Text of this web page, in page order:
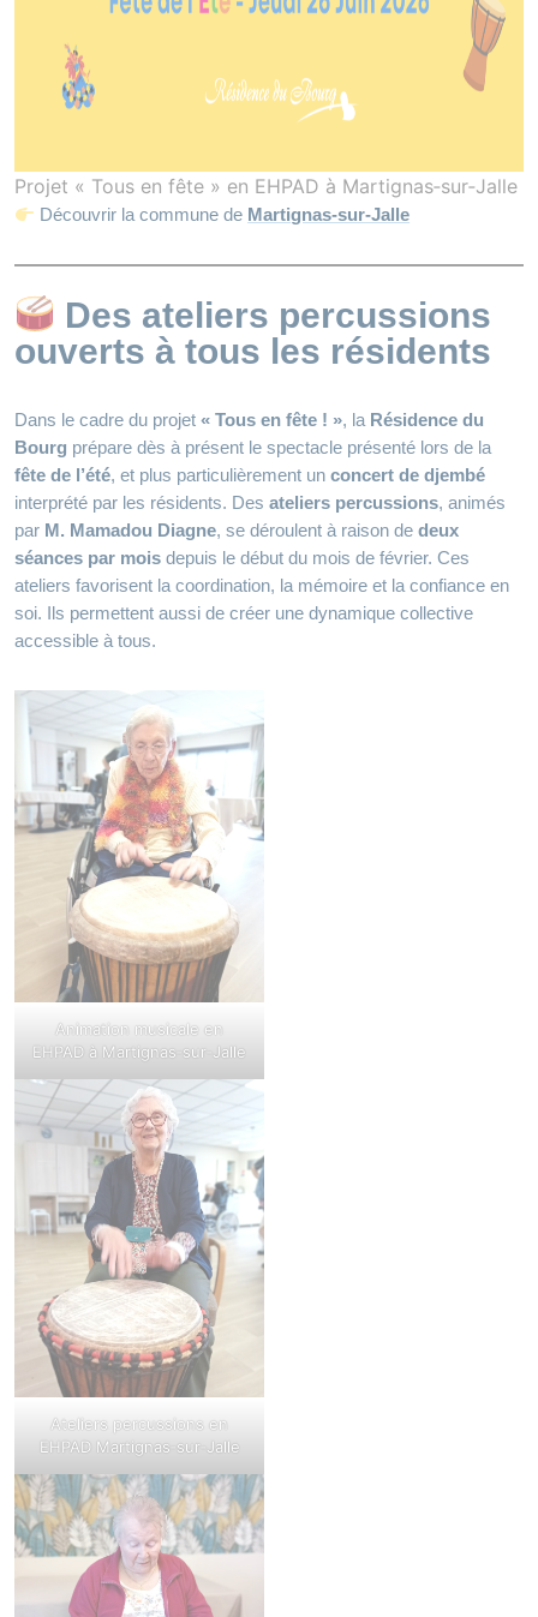
Projet « Tous en fête » en EHPAD à Martignas‑sur‑Jalle
Découvrir la commune de Martignas‑sur‑Jalle
Des ateliers percussions
ouverts à tous les résidents
Dans le cadre du projet « Tous en fête ! », la Résidence du
Bourg prépare dès à présent le spectacle présenté lors de la
fête de l’été, et plus particulièrement un concert de djembé
interprété par les résidents. Des ateliers percussions, animés
par M. Mamadou Diagne, se déroulent à raison de deux
séances par mois depuis le début du mois de février. Ces
ateliers favorisent la coordination, la mémoire et la confiance en
soi. Ils permettent aussi de créer une dynamique collective
accessible à tous.
Animation musicale en
EHPAD à Martignas‑sur‑Jalle
Ateliers percussions en
EHPAD Martignas‑sur‑Jalle